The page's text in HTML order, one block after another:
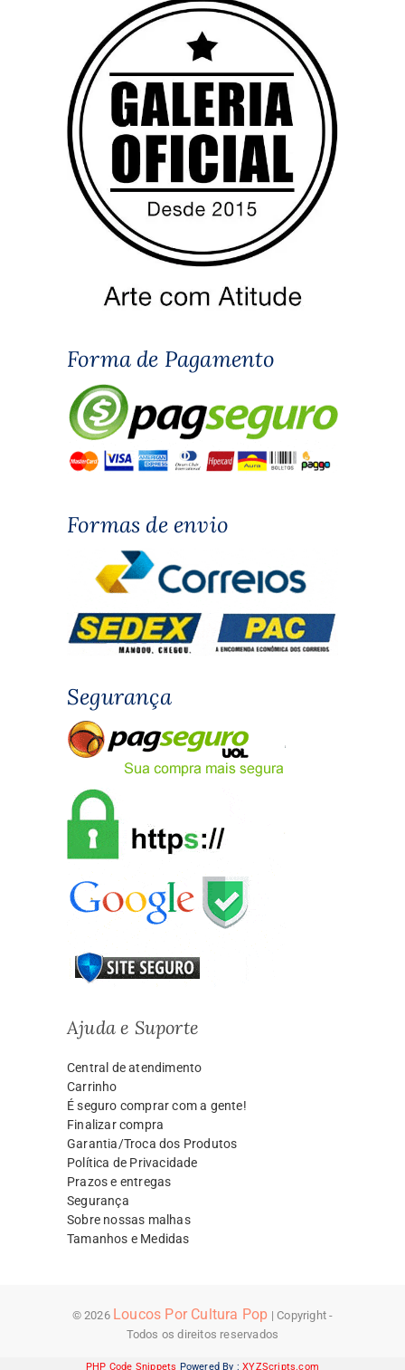
Forma de Pagamento
Formas de envio
Segurança
Ajuda e Suporte
Central de atendimento
Carrinho
É seguro comprar com a gente!
Finalizar compra
Garantia/Troca dos Produtos
Política de Privacidade
Prazos e entregas
Segurança
Sobre nossas malhas
Tamanhos e Medidas
© 2026 Loucos Por Cultura Pop | Copyright -
Todos os direitos reservados
PHP Code Snippets Powered By :XYZScripts.com